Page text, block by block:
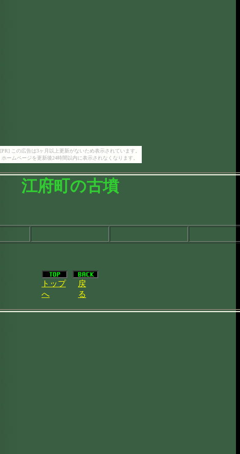
[PR] この広告は3ヶ月以上更新がないため表示されています。
ホームページを更新後24時間以内に表示されなくなります。
江府町の古墳
トップ
へ
戻
る